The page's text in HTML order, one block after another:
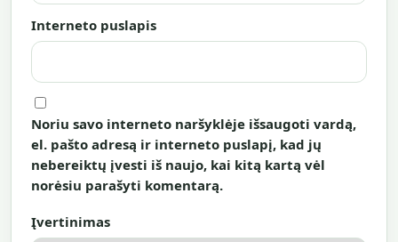
Interneto puslapis
Noriu savo interneto naršyklėje išsaugoti vardą,
el. pašto adresą ir interneto puslapį, kad jų
nebereiktų įvesti iš naujo, kai kitą kartą vėl
norėsiu parašyti komentarą.
Įvertinimas